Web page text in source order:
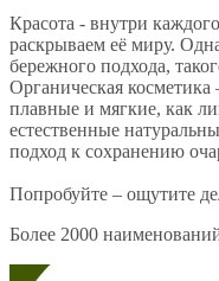
Красота - внутри
раскрываем её миру.
бережного подхода,
Органическая
плавные и мягкие, как
естественные
подход к сохранению
Попробуйте – ощутите
Более 2000